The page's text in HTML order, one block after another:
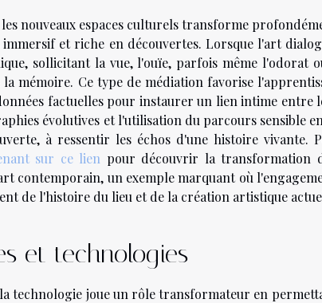
nouveaux espaces culturels transforme
et riche en découvertes. Lorsque l'art
sollicitant la vue, l'ouïe, parfois même l'odorat
la mémoire. Ce type de médiation favorise
factuelles pour instaurer un lien intime entre
évolutives et l'utilisation du parcours sensible
à ressentir les échos d'une histoire vivante.
sur ce lien pour découvrir la transformation
contemporain, un exemple marquant où
de l'histoire du lieu et de la création artistique
et technologies
technologie joue un rôle transformateur en